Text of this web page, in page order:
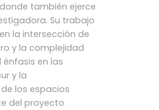
también ejerce
Su trabajo
la intersección de
y la complejidad
en las
y la
los espacios
del proyecto